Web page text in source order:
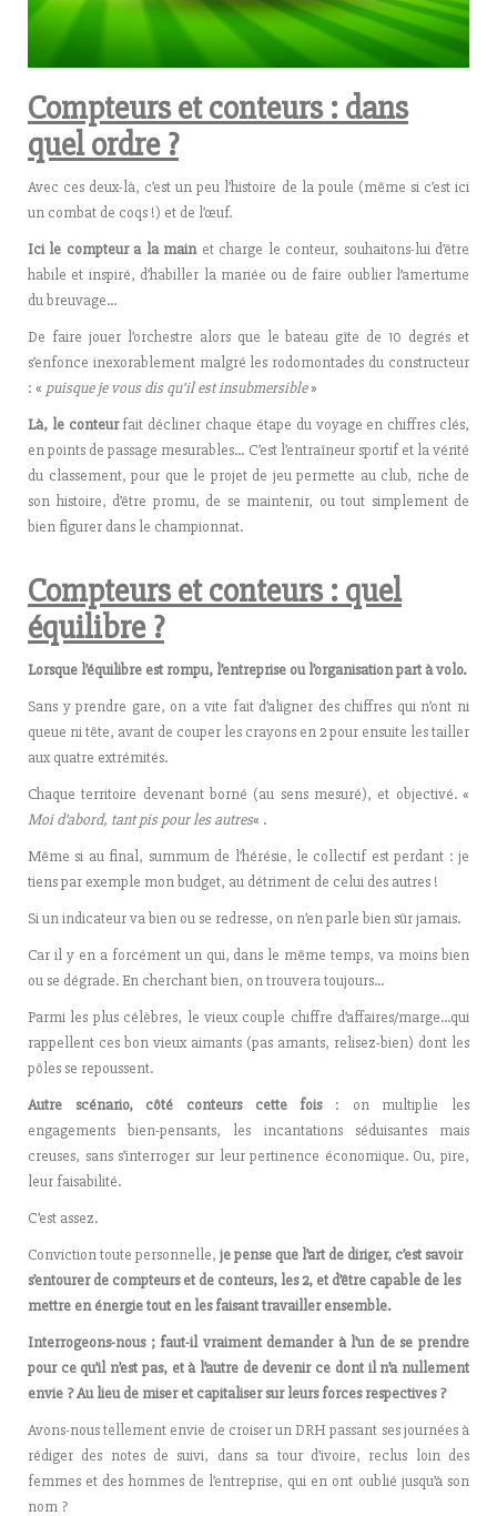
Compteurs et conteurs : dans
quel ordre ?
Avec ces deux-là, c’est un peu l’histoire de la poule (même si c’est ici
un combat de coqs !) et de l’œuf.
Ici le compteur a la mainet charge le conteur, souhaitons-lui d’être
habile et inspiré, d’habiller la mariée ou de faire oublier l’amertume
du breuvage…
De faire jouer l’orchestre alors que le bateau gîte de 10 degrés et
s’enfonce inexorablement malgré les rodomontades du constructeur
: « puisque je vous dis qu’il est insubmersible»
Là, le conteurfait décliner chaque étape du voyage en chiffres clés,
en points de passage mesurables… C’est l’entraîneur sportif et la vérité
du classement, pour que le projet de jeu permette au club, riche de
son histoire, d’être promu, de se maintenir, ou tout simplement de
bien figurer dans le championnat.
Compteurs et conteurs : quel
équilibre ?
Lorsque l’équilibre est rompu, l’entreprise ou l’organisation part à volo.
Sans y prendre gare, on a vite fait d’aligner des chiffres qui n’ont ni
queue ni tête, avant de couper les crayons en 2 pour ensuite les tailler
aux quatre extrémités.
Chaque territoire devenant borné (au sens mesuré), et objectivé. «
Moi d’abord, tant pis pour les autres« .
Même si au final, summum de l’hérésie, le collectif est perdant : je
tiens par exemple mon budget, au détriment de celui des autres !
Si un indicateur va bien ou se redresse, on n’en parle bien sûr jamais.
Car il y en a forcément un qui, dans le même temps, va moins bien
ou se dégrade. En cherchant bien, on trouvera toujours…
Parmi les plus célèbres, le vieux couple chiffre d’affaires/marge…qui
rappellent ces bon vieux aimants (pas amants, relisez-bien) dont les
pôles se repoussent.
Autre scénario, côté conteurs cette fois: on multiplie les
engagements bien-pensants, les incantations séduisantes mais
creuses, sans s’interroger sur leur pertinence économique. Ou, pire,
leur faisabilité.
C’est assez.
Conviction toute personnelle, je pense que l’art de diriger, c’est savoir
s’entourer de compteurs et de conteurs, les 2, et d’être capable de les
mettre en énergie tout en les faisant travailler ensemble.
Interrogeons-nous ; faut-il vraiment demander à l’un de se prendre
pour ce qu’il n’est pas, et à l’autre de devenir ce dont il n’a nullement
envie ? Au lieu de miser et capitaliser sur leurs forces respectives ?
Avons-nous tellement envie de croiser un DRH passant ses journées à
rédiger des notes de suivi, dans sa tour d’ivoire, reclus loin des
femmes et des hommes de l’entreprise, qui en ont oublié jusqu’à son
nom ?